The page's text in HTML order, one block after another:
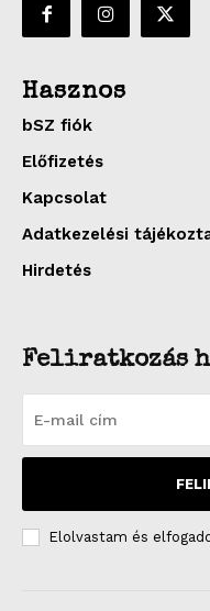
Hasznos
bSZ fiók
Előfizetés
Kapcsolat
Adatkezelési
Hirdetés
Feliratkozás
Elolvastam és